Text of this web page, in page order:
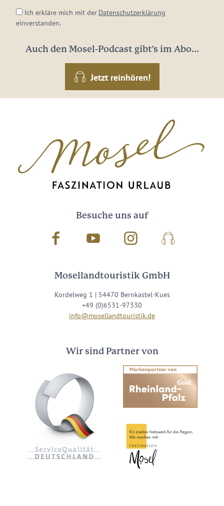
Ich erkläre mich mit der Datenschutzerklärung
einverstanden.
Auch den Mosel-Podcast gibt's im Abo...
Jetzt reinhören!
Besuche uns auf
Facebook Youtube InstagramPodcast
Mosellandtouristik GmbH
Kordelweg 1 | 54470 Bernkastel-Kues
+49 (0)6531-97330
info@mosellandtouristik.de
Wir sind Partner von